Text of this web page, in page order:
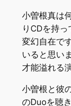
小曽根真は
りCDを持
変幻自在で
いると思い
才能溢れる
小曽根と彼
のDuoを聴